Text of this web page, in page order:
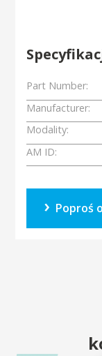
Part Number:
Manufacturer:
Modality:
AM ID:
Poproś